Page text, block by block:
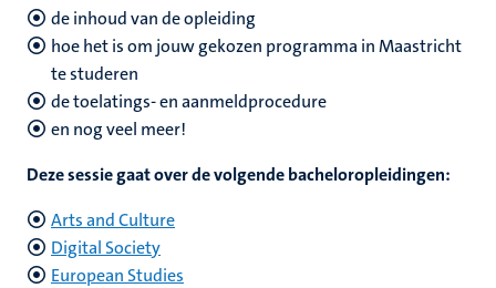
de inhoud van de opleiding
hoe het is om jouw gekozen programma in Maastricht
te studeren
de toelatings- en aanmeldprocedure
en nog veel meer!
Deze sessie gaat over de volgende bacheloropleidingen:
Arts and Culture
Digital Society
European Studies